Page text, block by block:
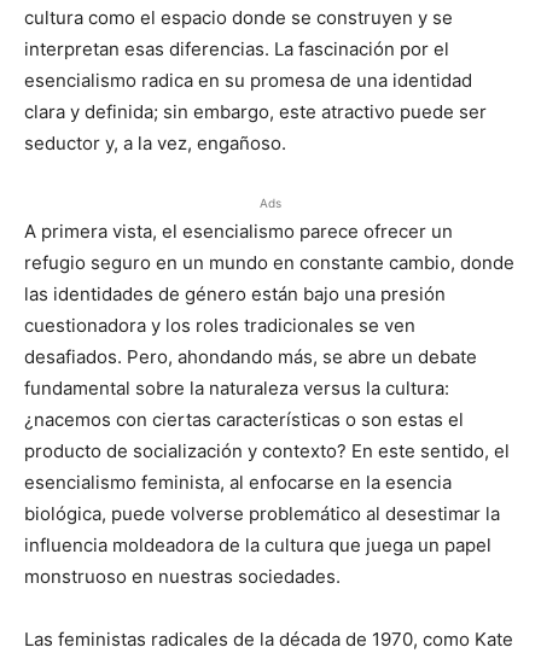
cultura como el espacio donde se construyen y se
interpretan esas diferencias. La fascinación por el
esencialismo radica en su promesa de una identidad
clara y definida; sin embargo, este atractivo puede ser
seductor y, a la vez, engañoso.
Ads
A primera vista, el esencialismo parece ofrecer un
refugio seguro en un mundo en constante cambio, donde
las identidades de género están bajo una presión
cuestionadora y los roles tradicionales se ven
desafiados. Pero, ahondando más, se abre un debate
fundamental sobre la naturaleza versus la cultura:
¿nacemos con ciertas características o son estas el
producto de socialización y contexto? En este sentido, el
esencialismo feminista, al enfocarse en la esencia
biológica, puede volverse problemático al desestimar la
influencia moldeadora de la cultura que juega un papel
monstruoso en nuestras sociedades.
Las feministas radicales de la década de 1970, como Kate